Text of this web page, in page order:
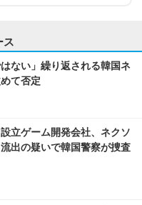
ス
ない」繰り返される韓国ネ
て否定
立ゲーム開発会社、ネクソ
出の疑いで韓国警察が捜査